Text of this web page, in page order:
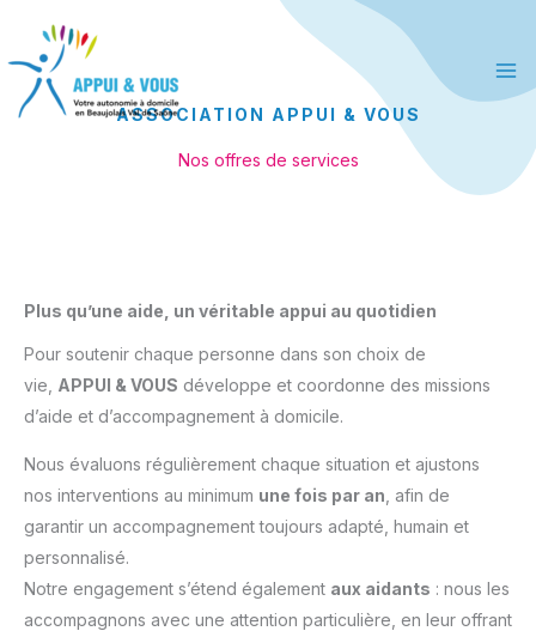
principal
contenu
ASSOCIATION APPUI & VOUS
Nos offres de services
Plus qu’une aide, un véritable appui au quotidien
Pour soutenir chaque personne dans son choix de
vie, APPUI & VOUS développe et coordonne des missions
d’aide et d’accompagnement à domicile.
Nous évaluons régulièrement chaque situation et ajustons
nos interventions au minimum une fois par an , afin de
garantir un accompagnement toujours adapté, humain et
personnalisé.
Notre engagement s’étend également aux aidants : nous les
accompagnons avec une attention particulière, en leur offrant